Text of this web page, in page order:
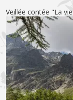
Veillée contée "La
Main photo